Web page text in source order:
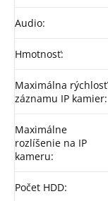
Audio:
Hmotnosť:
Maximálna rýchlosť
záznamu IP kamier:
Maximálne
rozlíšenie na IP
kameru:
Počet HDD: